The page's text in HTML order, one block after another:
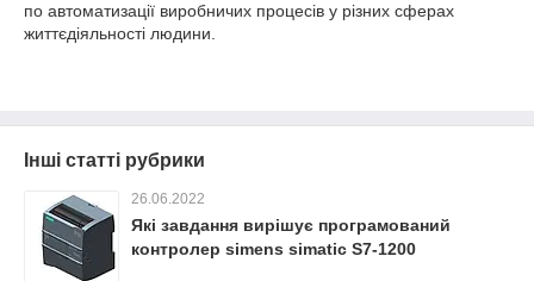
по автоматизації виробничих процесів у різних сферах
життєдіяльності людини.
Інші статті рубрики
26.06.2022
Які завдання вирішує програмований
контролер simens simatic S7-1200